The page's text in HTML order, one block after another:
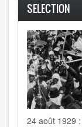
SELECTION
24 août 1929